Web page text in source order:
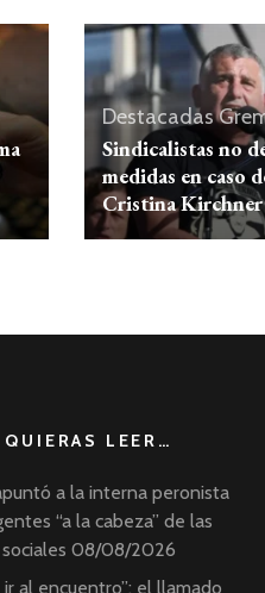
Destacadas
Sindicalistas no
medidas en caso
Cristina Kirchner
LEER…
a la interna peronista
“a la cabeza” de las
08/08/2026
al encuentro”: el llamado